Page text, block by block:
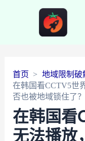
首页
地域限制破
在韩国看CCTV5世
否也被地域锁住了？
在韩国看
无法播放